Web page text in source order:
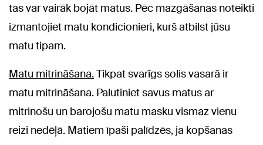
tas var vairāk bojāt matus. Pēc mazgāšanas noteikti
izmantojiet matu kondicionieri, kurš atbilst jūsu
matu tipam.
Matu mitrināšana.Tikpat svarīgs solis vasarā ir
matu mitrināšana. Palutiniet savus matus ar
mitrinošu un barojošu matu masku vismaz vienu
reizi nedēļā. Matiem īpaši palīdzēs, ja kopšanas